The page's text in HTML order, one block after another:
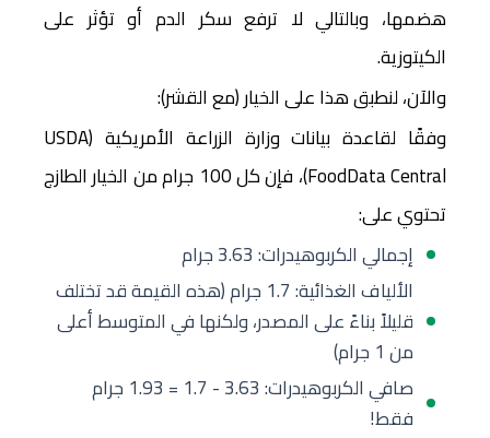
هضمها، وبالتالي لا ترفع سكر الدم أو تؤثر على
الكيتوزية.
والآن، لنطبق هذا على الخيار (مع القشر):
وفقًا لقاعدة بيانات وزارة الزراعة الأمريكية (USDA
FoodData Central)، فإن كل 100 جرام من الخيار الطازج
تحتوي على:
إجمالي الكربوهيدرات: 3.63 جرام
الألياف الغذائية: 1.7 جرام (هذه القيمة قد تختلف
قليلاً بناءً على المصدر، ولكنها في المتوسط أعلى
من 1 جرام)
صافي الكربوهيدرات: 3.63 - 1.7 = 1.93 جرام
فقط!